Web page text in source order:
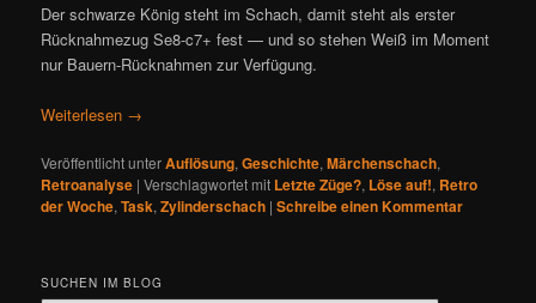
Der schwarze König steht im Schach, damit steht als erster
Rücknahmezug Se8-c7+ fest — und so stehen Weiß im Moment
nur Bauern-Rücknahmen zur Verfügung.
Weiterlesen →
Veröffentlicht unterAuflösung,Geschichte,Märchenschach,
Retroanalyse |Verschlagwortet mit Letzte Züge?, Löse auf!, Retro
der Woche,Task,Zylinderschach |Schreibe einen Kommentar
SUCHEN IM BLOG